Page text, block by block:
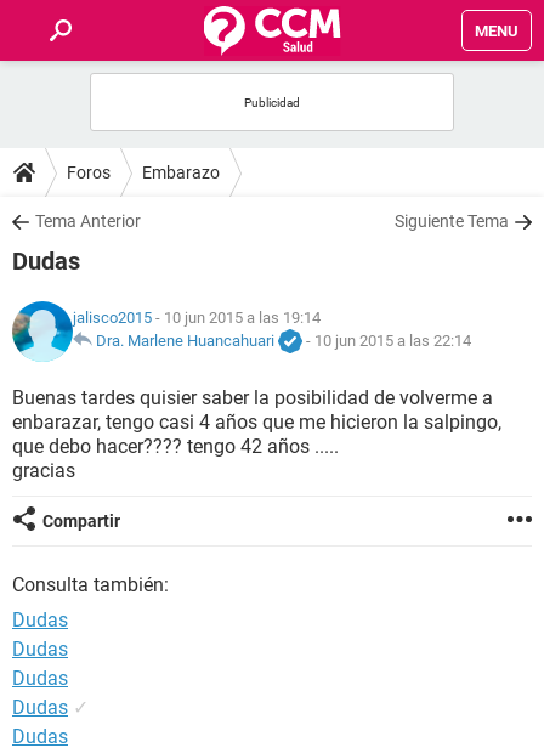
MENU
FOROS
SALUD
NUTRICIÓN
BIENESTAR
SEXUALIDAD
GLOSARIO
Foros Embarazo
Tema Anterior Siguiente Tema
Dudas
jalisco2015 - 10 jun 2015 a las 19:14
Dra. Marlene Huancahuari
- 10 jun 2015 a las 22:14
Buenas tardes quisier saber la posibilidad de volverme a
enbarazar, tengo casi 4 años que me hicieron la salpingo,
que debo hacer???? tengo 42 años .....
gracias
Compartir
Consulta también:
Dudas
Dudas
Dudas
Dudas ✓
Dudas